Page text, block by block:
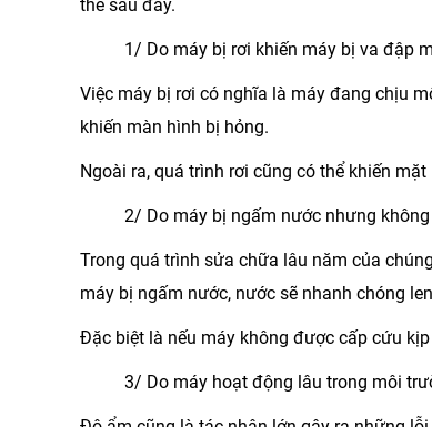
thể sau đây.
1/ Do máy bị rơi khiến máy bị va đập
Việc máy bị rơi có nghĩa là máy đang chịu
khiến màn hình bị hỏng.
Ngoài ra, quá trình rơi cũng có thể khiến
2/ Do máy bị ngấm nước nhưng
Trong quá trình sửa chữa lâu năm của
máy bị ngấm nước, nước sẽ nhanh chóng
Đặc biệt là nếu máy không được cấp cứu
3/ Do máy hoạt động lâu trong môi